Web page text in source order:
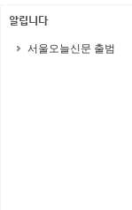
서울오늘신문 출범